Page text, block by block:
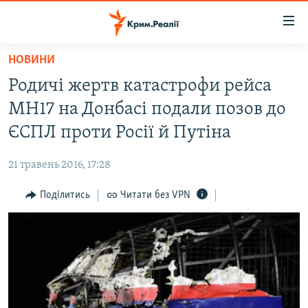
Перейти
основного
матеріалу
Перейти
до
основної
навігації
Перейти
до
ВОДА.КРИМ
ВІДЕО ТА ФОТО
БЛОГИ
ПОГЛЯД
СПЕЦПРОЕКТИ
ДЕПОРТАЦІЯ
ЯК ОБІЙТИ БЛОКУВАННЯ
НОВИНИ
Родичі жертв катастрофи рейса
МН17 на Донбасі подали позов до
ЄСПЛ проти Росії й Путіна
21 травень 2016, 17:28
Поділитись Читати без VPN